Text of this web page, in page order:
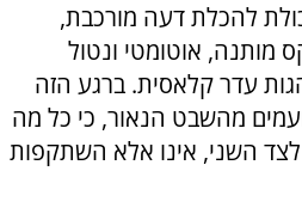
להכלת דעה מורכבת,
מותנה, אוטומטי ונטול
עדר קלאסית. ברגע הזה
מהשבט הנאור, כי כל מה
לצד השני, אינו אלא השתקפות